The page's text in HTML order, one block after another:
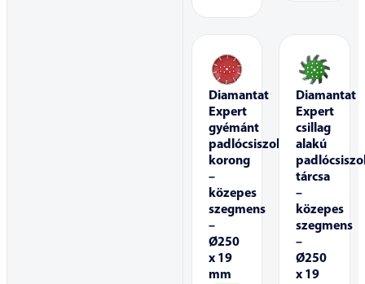
Diamantat
Expert
gyémánt
padlócsiszoló
korong
–
közepes
szegmens
–
Ø250
x 19
mm
Diamantat
Expert
csillag
alakú
tárcsa
–
közepes
szegmens
–
Ø250
x 19